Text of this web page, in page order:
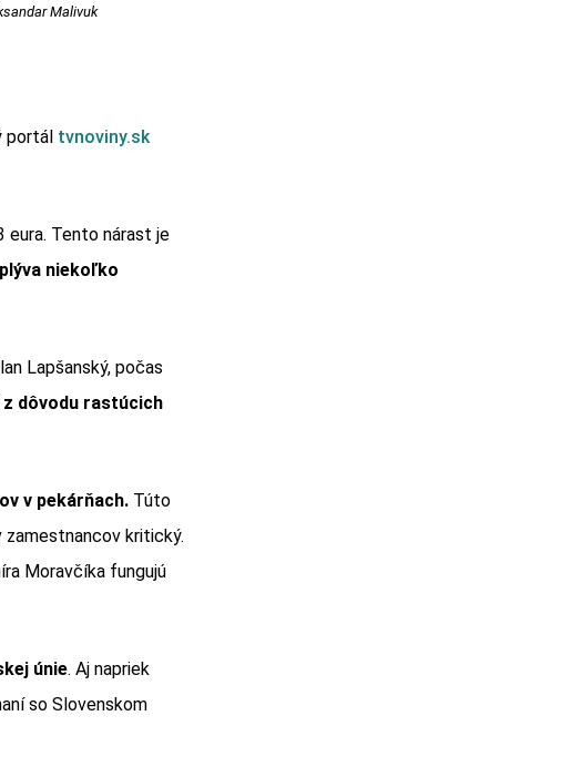
Malivuk
portál tvnoviny.sk
eura. Tento nárast je
niekoľko
Lapšanský, počas
dôvodu rastúcich
v pekárňach. Túto
zamestnancov kritický.
Moravčíka fungujú
únie. Aj napriek
so Slovenskom